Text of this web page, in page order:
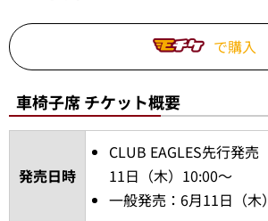
で購入
車椅子席 チケット概要
発売日時
CLUB EAGLES先行発売
11日（木）10:00～
一般発売：6月11日（木